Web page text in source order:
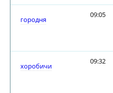
городня
09:05
хоробичи
09:32